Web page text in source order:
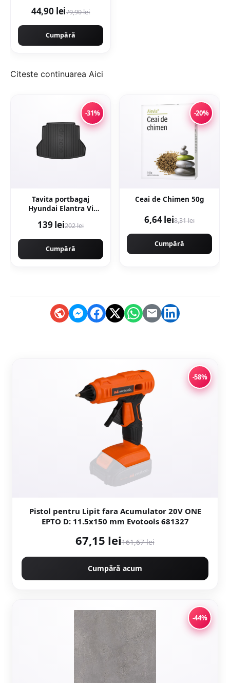
120 cm lucioasa
44,90 lei79,90 lei
Cumpără
Citeste continuarea Aici
-31%
Tavita portbagaj
Hyundai Elantra Vi
139 lei202 lei
Cumpără
-20%
Ceai de Chimen 50g
6,64 lei8,31 lei
Cumpără
-58%
Pistol pentru Lipit fara Acumulator 20V ONE
EPTO D: 11.5x150 mm Evotools 681327
67,15 lei161,67 lei
Cumpără acum
-44%